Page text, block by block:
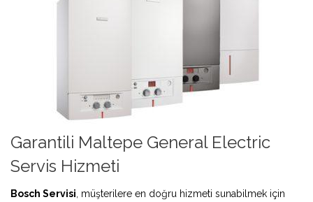
Garantili Maltepe General Electric
Servis Hizmeti
Bosch Servisi , müşterilere en doğru hizmeti sunabilmek için